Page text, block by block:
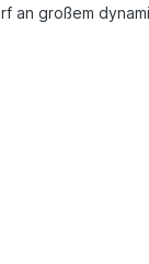
an großem